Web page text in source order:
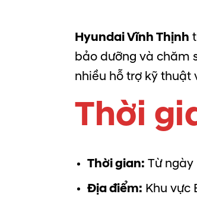
Hyundai Vĩnh Thịnh
bảo dưỡng và chăm
nhiều hỗ trợ kỹ thuật
Thời
Thời gian: Từ
Địa điểm: Khu vực